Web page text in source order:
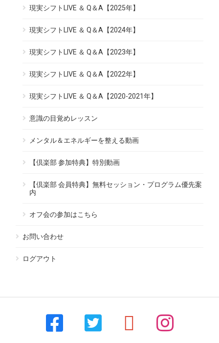
現実シフトLIVE ＆ Q＆A【2025年】
現実シフトLIVE ＆ Q＆A【2024年】
現実シフトLIVE ＆ Q＆A【2023年】
現実シフトLIVE ＆ Q＆A【2022年】
現実シフトLIVE ＆ Q＆A【2020-2021年】
意識の目覚めレッスン
メンタル＆エネルギーを整える動画
【倶楽部 参加特典】特別動画
【倶楽部 会員特典】無料セッション・プログラム優先案
内
オフ会の参加はこちら
お問い合わせ
ログアウト